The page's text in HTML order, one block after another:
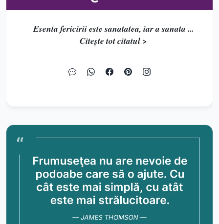
Esenta fericirii este sanatatea, iar a sanata ...
Citește tot citatul >